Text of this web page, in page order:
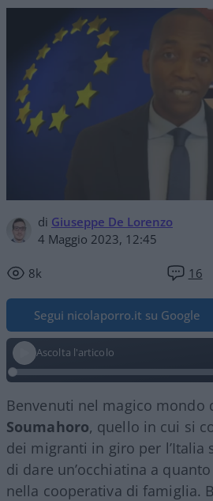
di Giuseppe De Lorenzo
4 Maggio 2023, 12:45
8k 16
Segui nicolaporro.it su Google
Ascolta l'articolo
Benvenuti nel magico mondo
Soumahoro, quello in cui si
dei migranti in giro per l’Italia
di dare un’occhiatina a
nella cooperativa di famiglia.